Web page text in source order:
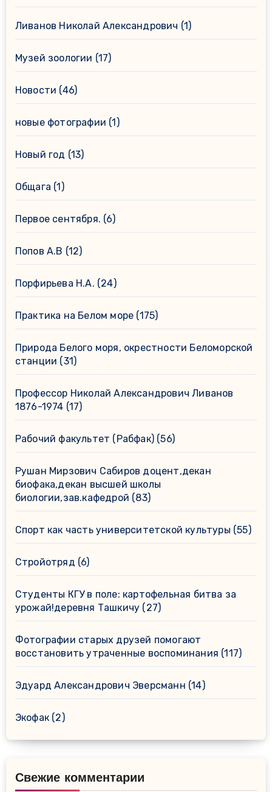
Ливанов Николай Александрович (1)
Музей зоологии (17)
Новости (46)
новые фотографии (1)
Новый год (13)
Общага (1)
Первое сентября. (6)
Попов А.В (12)
Порфирьева Н.А. (24)
Практика на Белом море (175)
Природа Белого моря, окрестности Беломорской
станции (31)
Профессор Николай Александрович Ливанов
1876-1974 (17)
Рабочий факультет (Рабфак)(56)
Рушан Мирзович Сабиров доцент,декан
биофака,декан высшей школы
биологии,зав.кафедрой (83)
Спорт как часть университетской культуры (55)
Стройотряд (6)
Студенты КГУ в поле: картофельная битва за
урожай!деревня Ташкичу (27)
Фотографии старых друзей помогают
восстановить утраченные воспоминания (117)
Эдуард Александрович Эверсманн (14)
Экофак(2)
Свежие комментарии